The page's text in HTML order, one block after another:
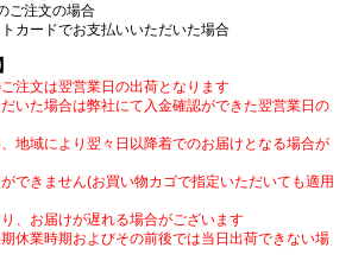
ご注文の場合
カードでお支払いいただいた場合
注文は翌営業日の出荷となります
いた場合は弊社にて入金確認ができた翌営業日の
地域により翌々日以降着でのお届けとなる場合が
できません(お買い物カゴで指定いただいても適用
、お届けが遅れる場合がございます
休業時期およびその前後では当日出荷できない場